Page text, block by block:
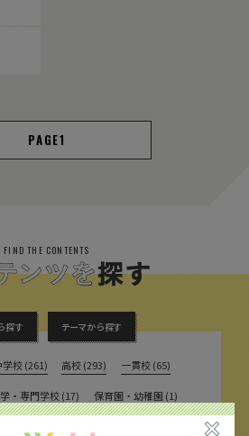
1
FIND THE CONTENTS
探す テーマから探す
学校 (261) 高校 (293) 一貫校 (65)
・専門学校 (17) 保育園・幼稚園 (1)